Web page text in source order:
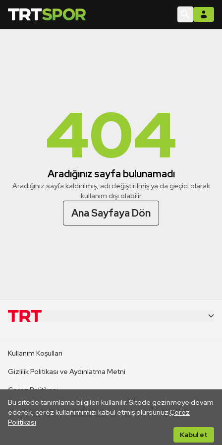
404
Aradığınız sayfa bulunamadı
Aradığınız sayfa kaldırılmış, adı değiştirilmiş ya da geçici olarak
kullanım dışı olabilir
Ana Sayfaya Dön
Bu sitede tanımlama bilgileri kullanılır. Sitede gezinmeye devam
ederek, çerez kullanımımızı kabul etmiş olursunuz.Çerez
Politikası
Kabul et
CANLI YAYINLAR
Kullanım Koşulları
Gizlilik Politikası ve Aydınlatma Metni
Çerez Politikası
İletişim
Her hakkı saklıdır. ©2026 TRT. Bağlantı yoluyla gidilen dış